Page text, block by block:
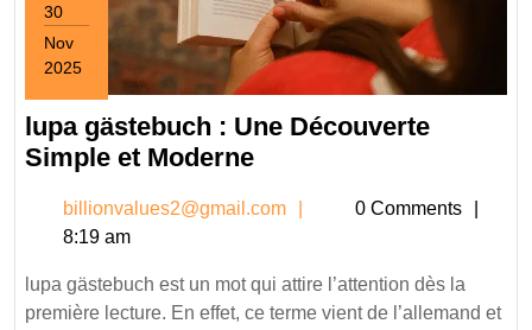
30
Nov
2025
November
30,
2025
lupa gästebuch : Une Découverte
Simple et Modernelupa
:
Découverte
Simple
billionvalues2@gmail.com
0 Comments
8:19 am
lupa gästebuch est un mot qui attire l’attention dès la
première lecture. En effet, ce terme vient de l’allemand et